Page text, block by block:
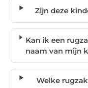
Zijn deze
Kan ik een
naam van mijn
Welke